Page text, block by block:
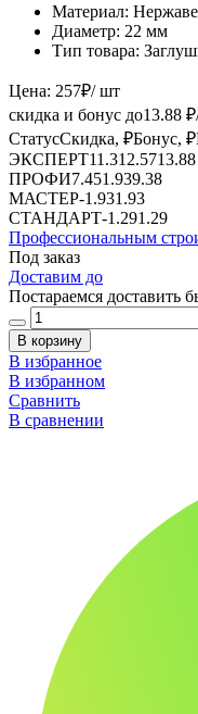
Материал:
Диаметр: 22 мм
Тип товара:
Цена: 257₽/ шт
скидка и бонус до13.88
СтатусСкидка, ₽Бонус, ₽
ЭКСПЕРТ11.31 2.5713.88
ПРОФИ7.451.939.38
МАСТЕР-1.931.93
СТАНДАРТ-1.291.29
Профессиональным
Под заказ
Доставим до
Постараемся доставить
В корзину
В избранное
В избранном
Сравнить
В сравнении